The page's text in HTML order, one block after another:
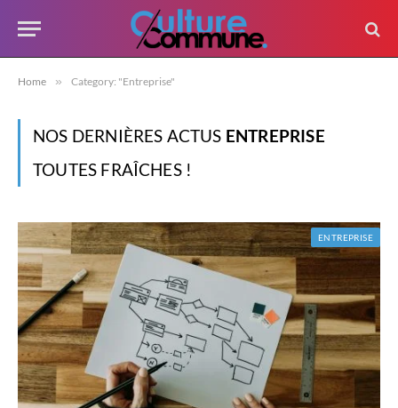
Home » Category: "Entreprise"
NOS DERNIÈRES ACTUS ENTREPRISE
TOUTES FRAÎCHES !
ENTREPRISE